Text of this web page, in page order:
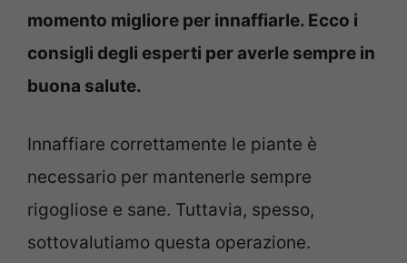
momento migliore per innaffiarle. Ecco i
consigli degli esperti per averle sempre in
buona salute.
Innaffiare correttamente le piante è
necessario per mantenerle sempre
rigogliose e sane. Tuttavia, spesso,
sottovalutiamo questa operazione.